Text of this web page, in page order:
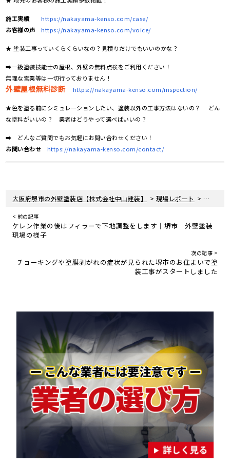
施工実績
https://nakayama-kenso.com/case/
お客様の声
https://nakayama-kenso.com/voice/
★ 塗装工事っていくらくらいなの？見積りだけでもいいのかな？
➡一級塗装技能士の屋根、外壁の無料点検をご利用ください！
無理な営業等は一切行っておりません！
外壁屋根無料診断 https://nakayama-kenso.com/inspection/
★色を塗る前にシミュレーションしたい、塗装以外の工事方法はないの？ どん
な塗料がいいの？ 業者はどうやって選べばいいの？
➡ どんなご質問でもお気軽にお問い合わせください！
お問い合わせ
https://nakayama-kenso.com/contact/
大阪府堺市の外壁塗装店【株式会社中山建装】 > 現場レポート > 足場組
< 前の記事
ケレン作業の後はフィラーで下地調整をします｜堺市 外壁塗装
現場の様子
次の記事 >
チョーキングや塗膜剥がれの症状が見られた堺市のお住まいで塗
装工事がスタートしました